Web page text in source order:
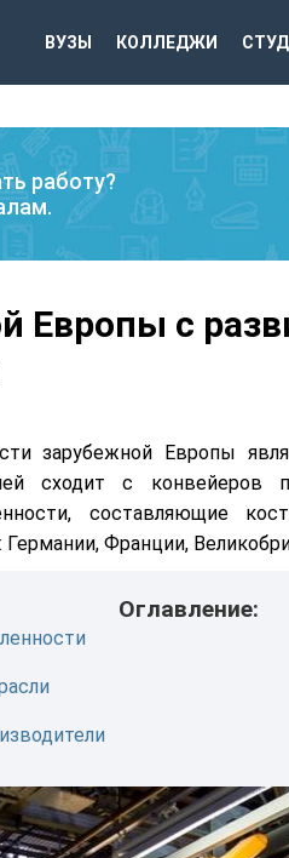
ВУЗЫ КОЛЛЕДЖИ
работу?
Европы с
зарубежной Европы
сходит с конвейеров
составляющие
Франции,
Оглавление: